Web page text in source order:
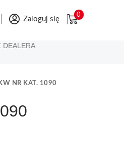
Zaloguj się
0
DEALERA
NR KAT. 1090